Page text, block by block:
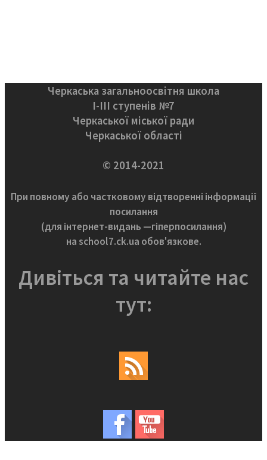
Черкаська загальноосвітня школа
І-ІІІ ступенів №7
Черкаської міської ради
Черкаської області
© 2014-2021
При повному або частковому відтворенні інформації
посилання
(для інтернет-видань —гіперпосилання)
на school7.ck.ua обов'язкове.
Дивіться та читайте нас
тут: